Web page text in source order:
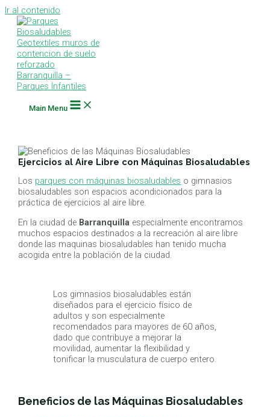
Ir al contenido
Main Menu
Ejercicios al Aire Libre con Máquinas Biosaludables
Los parques con máquinas biosaludables o gimnasios
biosaludables son espacios acondicionados para la
práctica de ejercicios al aire libre.
En la ciudad de Barranquilla especialmente encontramos
muchos espacios destinados a la recreación al aire libre
donde las maquinas biosaludables han tenido mucha
acogida entre la población de la ciudad.
Los gimnasios biosaludables están
diseñados para el ejercicio físico de
adultos y son especialmente
recomendados para mayores de 60 años,
dado que contribuye a mejorar la
movilidad, aumentar la flexibilidad y
tonificar la musculatura de cuerpo entero.
Beneficios de las Máquinas Biosaludables